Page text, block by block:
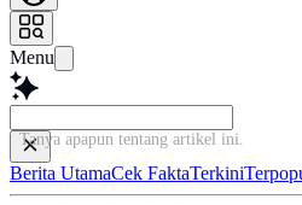
Menu
Tanya apapun tentang ar
Berita UtamaCek FaktaTerkini